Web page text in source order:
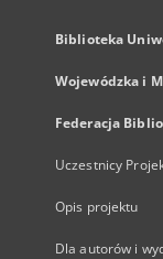
Biblioteka
Wojewódzka i
Federacja
Uczestnicy
Opis projektu
Dla autorów i